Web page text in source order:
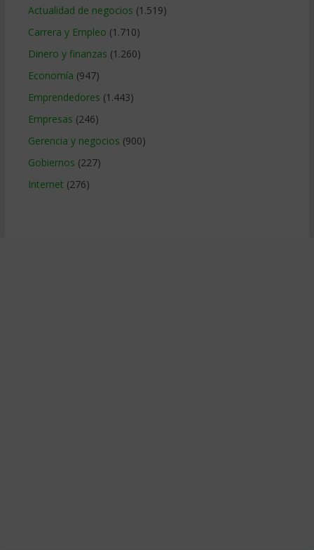
Actualidad de negocios (1.519)
Carrera y Empleo (1.710)
Dinero y finanzas (1.260)
Economía (947)
Emprendedores (1.443)
Empresas (246)
Gerencia y negocios (900)
Gobiernos (227)
Internet (276)